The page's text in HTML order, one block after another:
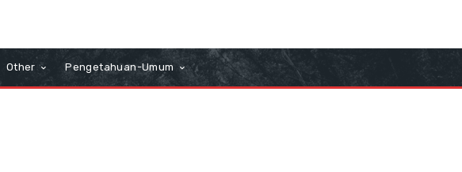
Other Pengetahuan-Umum